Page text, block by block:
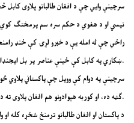
نیسي او د هغوي د حکم سره سم پرمختګ
راځي چې له امله یې د خبرو لړۍ کې ځنډ
ښکاري په کابل کې ځینې عناصر پر بل ایجنډا کار کوي.
سرچینې په دوام کې وویل چې پاکستاني
ګټه ده، او کوربه هېوادونو هم افغان پلاوی ته دا خبره وړاندې کړې ده.
د پاکستان او افغان طالبانو ترمنځ شخړه کله